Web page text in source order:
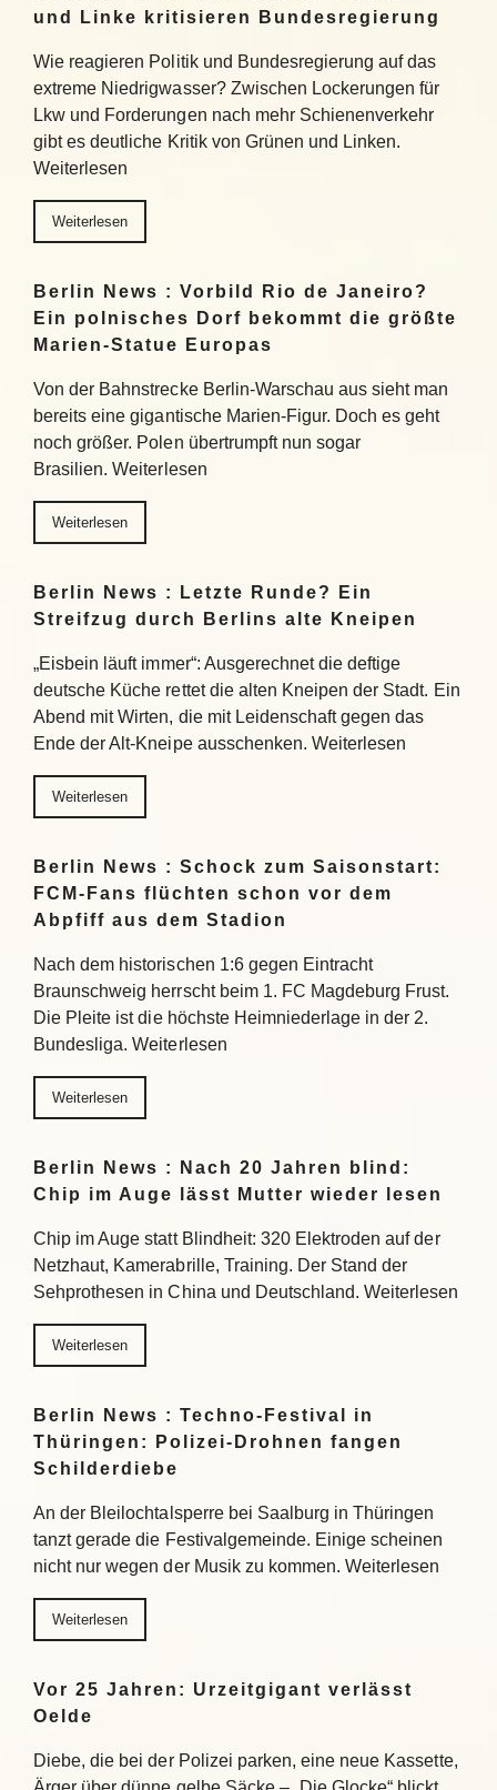
und Linke kritisieren Bundesregierung
Wie reagieren Politik und Bundesregierung auf das
extreme Niedrigwasser? Zwischen Lockerungen für
Lkw und Forderungen nach mehr Schienenverkehr
gibt es deutliche Kritik von Grünen und Linken.
Weiterlesen
Weiterlesen
Berlin News : Vorbild Rio de Janeiro?
Ein polnisches Dorf bekommt die größte
Marien-Statue Europas
Von der Bahnstrecke Berlin-Warschau aus sieht man
bereits eine gigantische Marien-Figur. Doch es geht
noch größer. Polen übertrumpft nun sogar
Brasilien. Weiterlesen
Weiterlesen
Berlin News : Letzte Runde? Ein
Streifzug durch Berlins alte Kneipen
„Eisbein läuft immer“: Ausgerechnet die deftige
deutsche Küche rettet die alten Kneipen der Stadt. Ein
Abend mit Wirten, die mit Leidenschaft gegen das
Ende der Alt-Kneipe ausschenken. Weiterlesen
Weiterlesen
Berlin News : Schock zum Saisonstart:
FCM-Fans flüchten schon vor dem
Abpfiff aus dem Stadion
Nach dem historischen 1:6 gegen Eintracht
Braunschweig herrscht beim 1. FC Magdeburg Frust.
Die Pleite ist die höchste Heimniederlage in der 2.
Bundesliga. Weiterlesen
Weiterlesen
Berlin News : Nach 20 Jahren blind:
Chip im Auge lässt Mutter wieder lesen
Chip im Auge statt Blindheit: 320 Elektroden auf der
Netzhaut, Kamerabrille, Training. Der Stand der
Sehprothesen in China und Deutschland. Weiterlesen
Weiterlesen
Berlin News : Techno-Festival in
Thüringen: Polizei-Drohnen fangen
Schilderdiebe
An der Bleilochtalsperre bei Saalburg in Thüringen
tanzt gerade die Festivalgemeinde. Einige scheinen
nicht nur wegen der Musik zu kommen. Weiterlesen
Weiterlesen
Vor 25 Jahren: Urzeitgigant verlässt
Oelde
Diebe, die bei der Polizei parken, eine neue Kassette,